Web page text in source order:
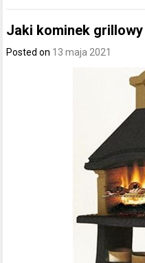
Jaki kominek
Posted on 13 maja 2021